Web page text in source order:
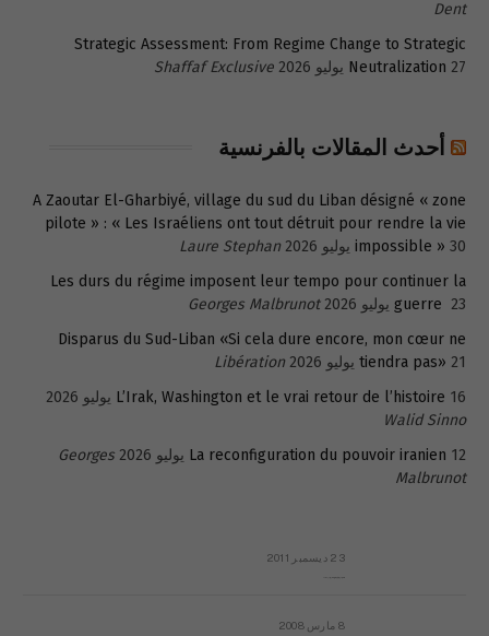
Dent
Strategic Assessment: From Regime Change to Strategic
Neutralization 27 يوليو 2026 Shaffaf Exclusive
أحدث المقالات بالفرنسية
A Zaoutar El-Gharbiyé, village du sud du Liban désigné « zone
pilote » : « Les Israéliens ont tout détruit pour rendre la vie
impossible » 30 يوليو 2026
Laure Stephan
Les durs du régime imposent leur tempo pour continuer la
guerre 23 يوليو 2026
Georges Malbrunot
Disparus du Sud-Liban «Si cela dure encore, mon cœur ne
tiendra pas» 21 يوليو 2026
Libération
L’Irak, Washington et le vrai retour de l’histoire 16 يوليو 2026
Walid Sinno
La reconfiguration du pouvoir iranien 12 يوليو 2026
Georges
Malbrunot
23 ديسمبر 2011
8 مارس 2008